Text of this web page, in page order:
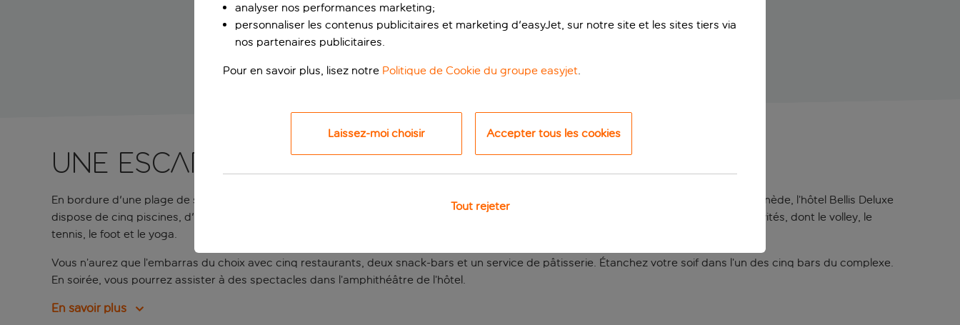
Une escapade luxueuse à Belek
En bordure d'une plage de sable, le Bellis Deluxe Hotel est un complexe hôtelier d’exception avec des jardins luxuriants. Niché dans une pinède, l’hôtel Bellis Deluxe
dispose de cinq piscines, d'un spa avec bain turc et sauna et d'installations sportives. Vous aurez la possibilité de pratiquer plusieurs activités, dont le volley, le
tennis, le foot et le yoga.
Vous n’aurez que l’embarras du choix avec cinq restaurants, deux snack-bars et un service de pâtisserie. Étanchez votre soif dans l’un des cinq bars du complexe.
En soirée, vous pourrez assister à des spectacles dans l’amphithéâtre de l’hôtel.
En savoir plus
analyser nos performances marketing;
personnaliser les contenus publicitaires et marketing d'easyJet, sur notre site et les sites tiers via
nos partenaires publicitaires.
Pour en savoir plus, lisez notre Politique de Cookie du groupe easyjet.
Laissez-moi choisir Accepter tous les cookies
Tout rejeter